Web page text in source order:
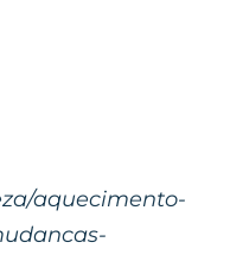
aquecimento-